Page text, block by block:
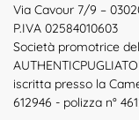
Via Cavour 7/9 –
P.IVA 02584010603
Società promotrice
iscritta presso la
612946 - polizza n°